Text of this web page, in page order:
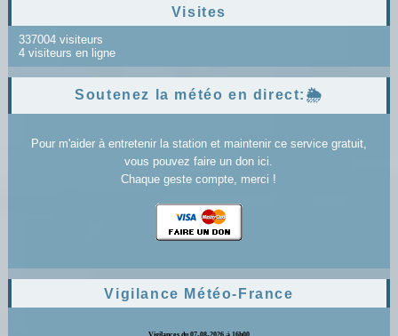
Visites
337004 visiteurs
4 visiteurs en ligne
Soutenez la météo en direct:🌦️
Pour m'aider à entretenir la station et maintenir ce service gratuit,
vous pouvez faire un don ici.
Chaque geste compte, merci !
Vigilance Météo-France